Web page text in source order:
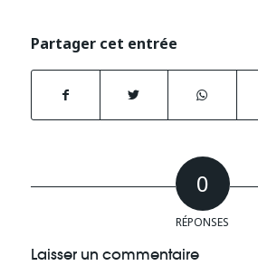
Partager cet entrée
0
RÉPONSES
Laisser un commentaire